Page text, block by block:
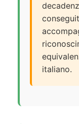
italiano.